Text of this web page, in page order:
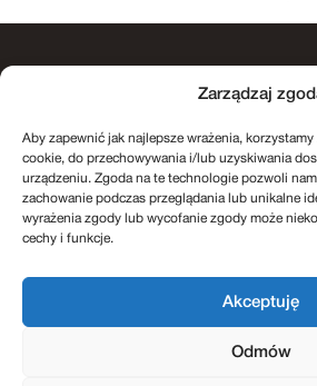
Zarządzaj
Aby zapewnić jak najlepsze wrażenia,
cookie, do przechowywania i/lub uzyskiwania
urządzeniu. Zgoda na te technologie pozwoli
zachowanie podczas przeglądania lub unikalne
wyrażenia zgody lub wycofanie zgody może
cechy i funkcje.
Akceptuję
Odmów
kontakt@sukcesje.pl
ZWROTY I REKLAMACJE
POLITYKA PLIKÓW COOKIES (EU)
Realizacja: Kreatywnybrand.pl